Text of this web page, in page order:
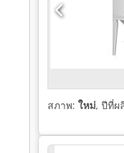
สภาพ: ใหม่, ปีที่ผ